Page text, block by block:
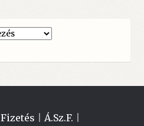
Fizetés Á.Sz.F.